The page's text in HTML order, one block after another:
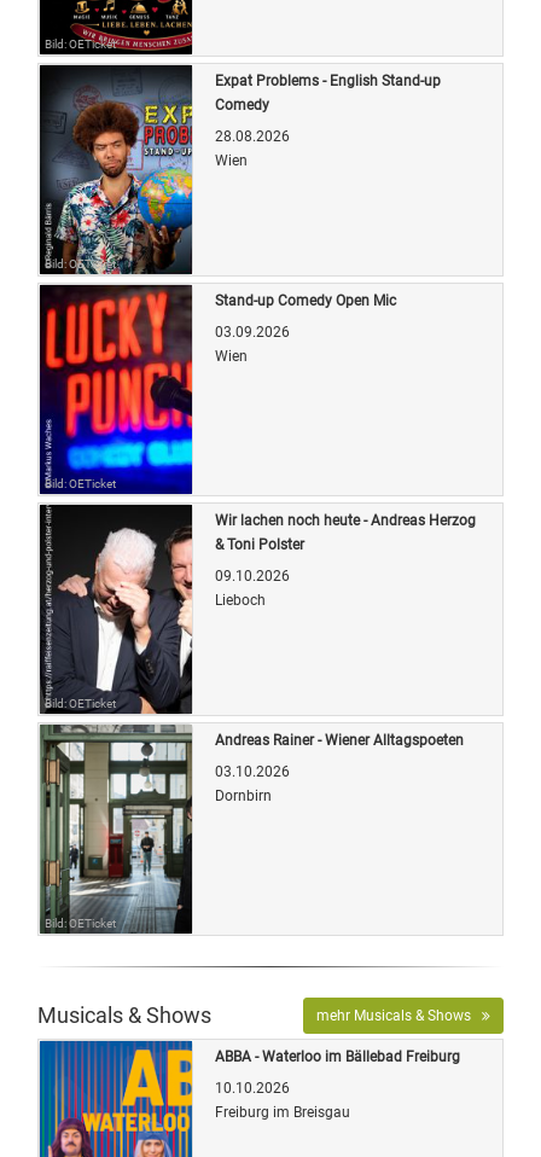
Bild: OETicket
Bild: OETicket
Expat Problems - English Stand-up
Comedy
28.08.2026
Wien
Bild: OETicket
Stand-up Comedy Open Mic
03.09.2026
Wien
Bild: OETicket
Wir lachen noch heute - Andreas Herzog
& Toni Polster
09.10.2026
Lieboch
Bild: OETicket
Andreas Rainer - Wiener Alltagspoeten
03.10.2026
Dornbirn
Musicals & Shows mehr Musicals & Shows
ABBA - Waterloo im Bällebad Freiburg
10.10.2026
Freiburg im Breisgau